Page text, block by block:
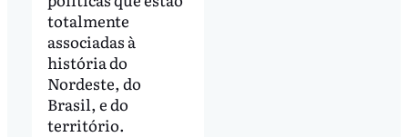
totalmente
associadas à
história do
Nordeste, do
Brasil, e do
território.